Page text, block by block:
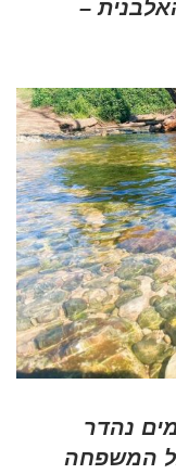
–
נהדר
המשפחה